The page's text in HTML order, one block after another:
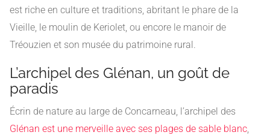
est riche en culture et traditions, abritant le phare de la
Vieille, le moulin de Keriolet, ou encore le manoir de
Tréouzien et son musée du patrimoine rural.
L’archipel des Glénan, un goût de
paradis
Écrin de nature au large de Concarneau, l’archipel des
Glénan est une merveille avec ses plages de sable blanc